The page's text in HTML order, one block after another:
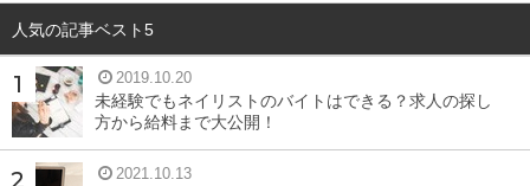
人気の記事ベスト5
2019.10.20
未経験でもネイリストのバイトはできる？求人の探し
方から給料まで大公開！
2021.10.13